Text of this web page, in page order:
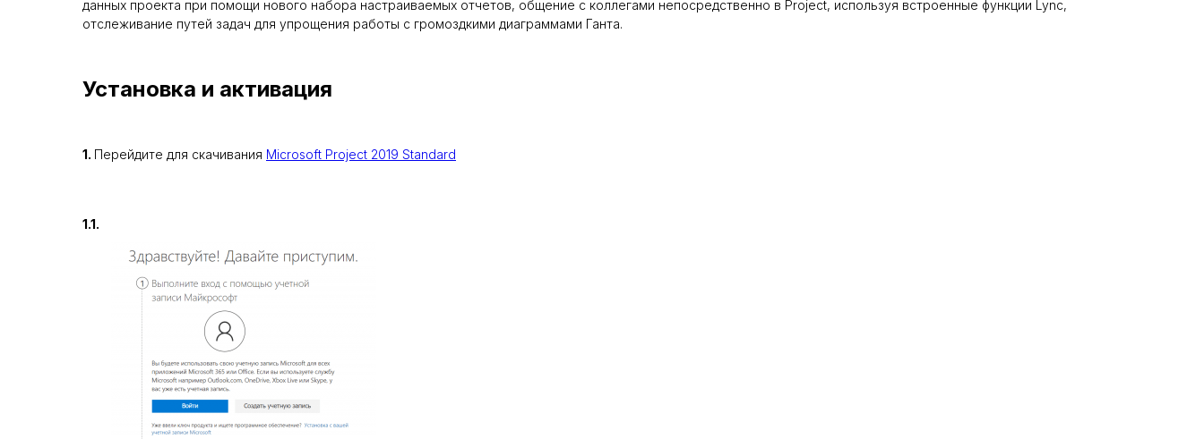
данных проекта при помощи нового набора настраиваемых отчетов, общение с коллегами непосредственно в Project, используя встроенные функции Lync,
отслеживание путей задач для упрощения работы с громоздкими диаграммами Ганта.
Установка и активация
1. Перейдите для скачивания Microsoft Project 2019 Standard
1.1.